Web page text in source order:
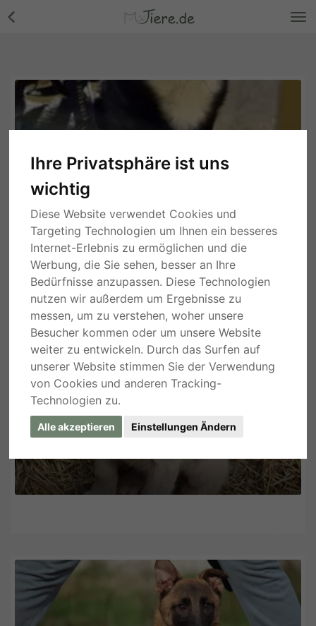
Ihre Privatsphäre ist uns
wichtig
Diese Website verwendet Cookies und
Targeting Technologien um Ihnen ein besseres
Internet-Erlebnis zu ermöglichen und die
Werbung, die Sie sehen, besser an Ihre
Bedürfnisse anzupassen. Diese Technologien
nutzen wir außerdem um Ergebnisse zu
messen, um zu verstehen, woher unsere
Besucher kommen oder um unsere Website
weiter zu entwickeln. Durch das Surfen auf
unserer Website stimmen Sie der Verwendung
von Cookies und anderen Tracking-
Technologien zu.
Alle akzeptieren Einstellungen Ändern
Donald, Mix - Rüde
Mila, Mix Welpen - Hündin